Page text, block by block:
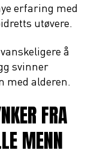
erfaring med
utøvere.
å
svinner
med alderen.
FRA
MENN